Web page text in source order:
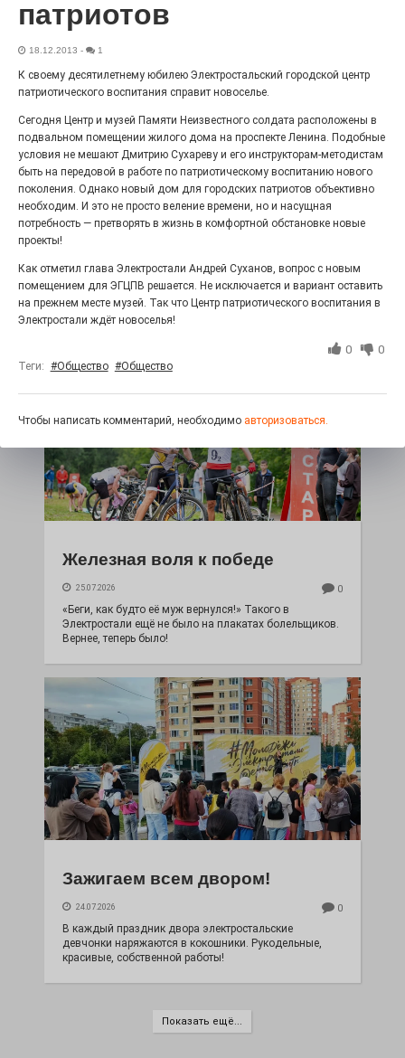
«С ними дядька Черномор»
26.07.2026 0
Гордость за ордена! Заводская улица Горького
меняет облик.
Железная воля к победе
25.07.2026 0
«Беги, как будто её муж вернулся!» Такого в
Электростали ещё не было на плакатах болельщиков.
Вернее, теперь было!
Зажигаем всем двором!
24.07.2026 0
В каждый праздник двора электростальские
девчонки наряжаются в кокошники. Рукодельные,
красивые, собственной работы!
Показать ещё...
патриотов
18.12.2013 - 1
К своему десятилетнему юбилею Электростальский городской центр
патриотического воспитания справит новоселье.
Сегодня Центр и музей Памяти Неизвестного солдата расположены в
подвальном помещении жилого дома на проспекте Ленина. Подобные
условия не мешают Дмитрию Сухареву и его инструкторам-методистам
быть на передовой в работе по патриотическому воспитанию нового
поколения. Однако новый дом для городских патриотов объективно
необходим. И это не просто веление времени, но и насущная
потребность — претворять в жизнь в комфортной обстановке новые
проекты!
Как отметил глава Электростали Андрей Суханов, вопрос с новым
помещением для ЭГЦПВ решается. Не исключается и вариант оставить
на прежнем месте музей. Так что Центр патриотического воспитания в
Электростали ждёт новоселья!
0 0
Теги: #Общество #Общество
Чтобы написать комментарий, необходимо авторизоваться.